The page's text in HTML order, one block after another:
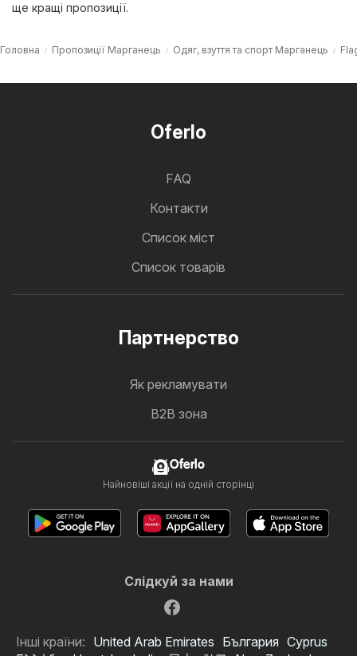
ще кращі пропозиції.
Головна Пропозиції Марганець Одяг, взуття та спорт Марганець
Oferlo
FAQ
Контакти
Cписок міст
Список товарів
Партнерство
Як рекламувати
B2B зона
Oferlo
Найновіші акції на одній сторінці
Слідкуй за нами
Інші країни: United Arab Emirates България Cyprus